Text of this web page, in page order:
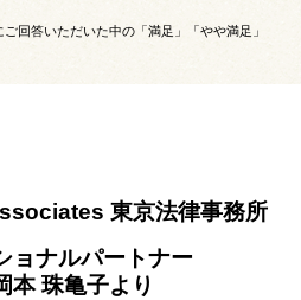
回答いただいた中の「満足」「やや満足」
東京法律事務所
ョナルパートナー
本 珠亀子より